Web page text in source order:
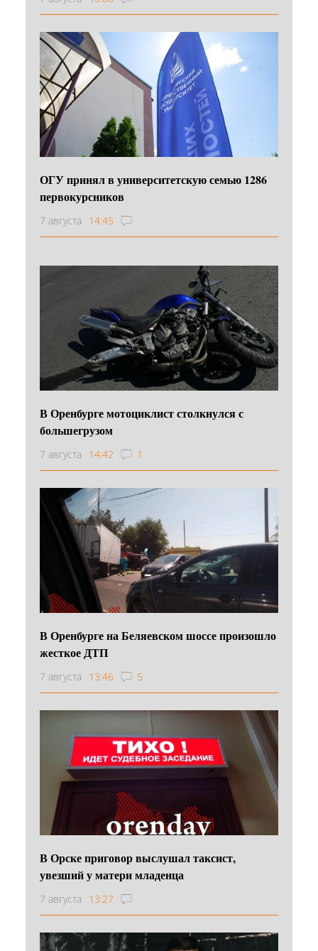
ОГУ принял в университетскую семью 1286
первокурсников
7 августа 14:45
В Оренбурге мотоциклист столкнулся с
большегрузом
7 августа 14:42 1
В Оренбурге на Беляевском шоссе произошло
жесткое ДТП
7 августа 13:46 5
В Орске приговор выслушал таксист,
увезший у матери младенца
7 августа 13:27